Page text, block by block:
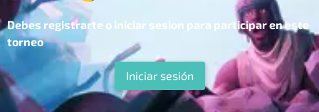
Debes registrarte o iniciar sesion para participar en este
torneo
Iniciar sesión